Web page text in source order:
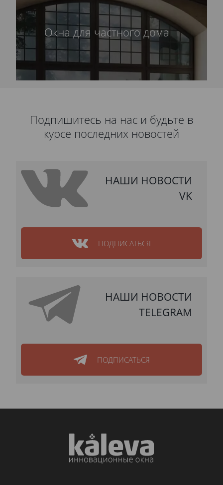
Окна для частного дома
Подпишитесь на нас и будьте в
курсе последних новостей
НАШИ НОВОСТИ
VK
ПОДПИСАТЬСЯ
НАШИ НОВОСТИ
TELEGRAM
ПОДПИСАТЬСЯ